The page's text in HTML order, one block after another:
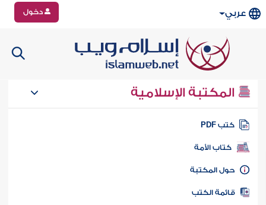
عربي دخول
المكتبة الإسلامية
كتب PDF
كتاب الأمة
المكتبة